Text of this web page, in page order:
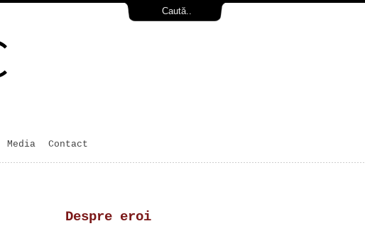
Media Contact
Despre eroi